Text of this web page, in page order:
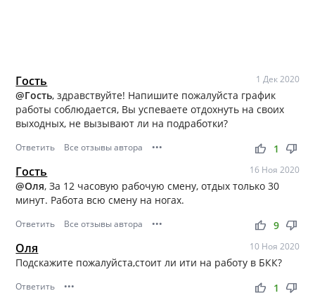
Гость 1 Дек 2020
@Гость, здравствуйте! Напишите пожалуйста график
работы соблюдается, Вы успеваете отдохнуть на своих
выходных, не вызывают ли на подработки?
Ответить Все отзывы автора ••• thumb_up thumb_down
1
Гость 16 Ноя 2020
@Оля, За 12 часовую рабочую смену, отдых только 30
минут. Работа всю смену на ногах.
Ответить Все отзывы автора ••• thumb_up thumb_down
9
Оля 10 Ноя 2020
Подскажите пожалуйста,стоит ли ити на работу в БКК?
Ответить ••• thumb_up thumb_down
1